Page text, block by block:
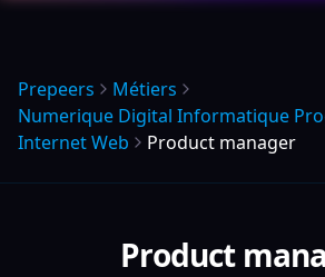
Prepeers
Métiers
Numerique Digital Informatique
Internet Web
Product manager
Product